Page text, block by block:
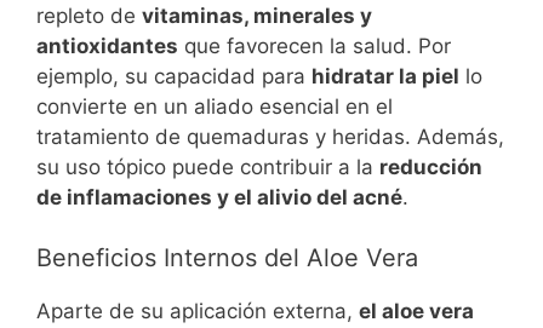
repleto de vitaminas, minerales y
antioxidantes que favorecen la salud. Por
ejemplo, su capacidad para hidratar la piel lo
convierte en un aliado esencial en el
tratamiento de quemaduras y heridas. Además,
su uso tópico puede contribuir a la reducción
de inflamaciones y el alivio del acné.
Beneficios Internos del Aloe Vera
Aparte de su aplicación externa, el aloe vera